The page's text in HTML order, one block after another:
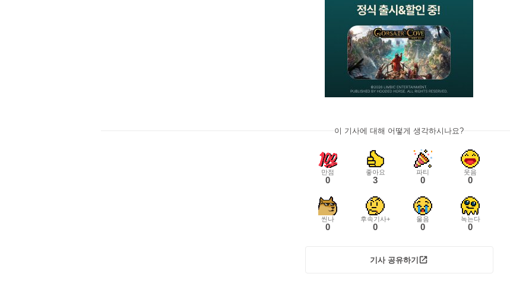
이 기사에 대해 어떻게 생각하시나요?
만점
0
좋아요
3
파티
0
웃음
0
씬나
0
후속기사+
0
울음
0
녹는다
0
기사 공유하기